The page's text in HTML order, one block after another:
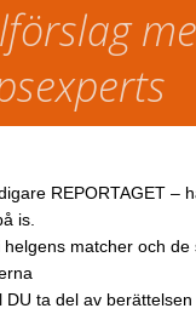
REPORTAGET –
is.
matcher och de
ta del av berättelsen